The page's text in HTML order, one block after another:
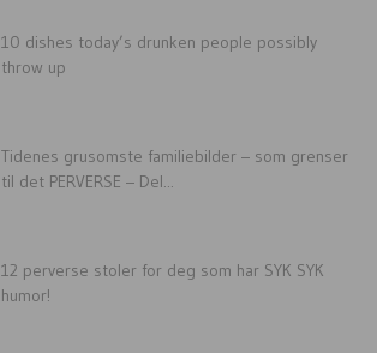
10 dishes today’s drunken people possibly
throw up
Tidenes grusomste familiebilder – som grenser
til det PERVERSE – Del...
12 perverse stoler for deg som har SYK SYK
humor!